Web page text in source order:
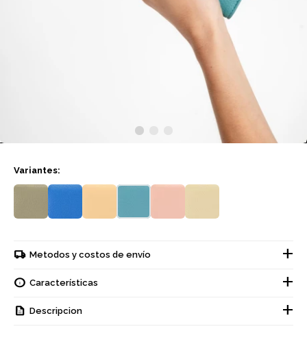
Variantes:
Metodos y costos de envío
Características
Descripcion